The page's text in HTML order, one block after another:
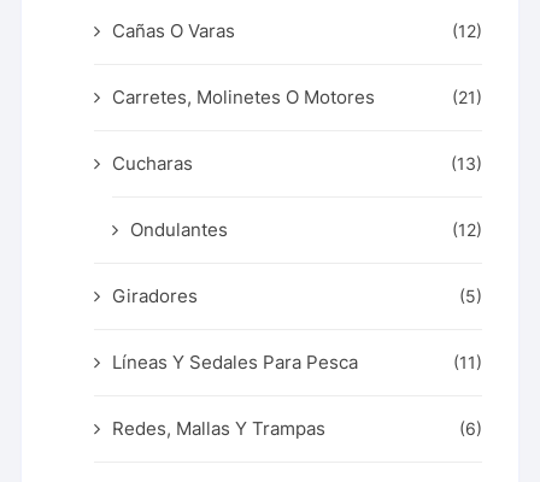
Cañas O Varas (12)
Carretes, Molinetes O Motores (21)
Cucharas (13)
Ondulantes (12)
Giradores (5)
Líneas Y Sedales Para Pesca (11)
Redes, Mallas Y Trampas (6)